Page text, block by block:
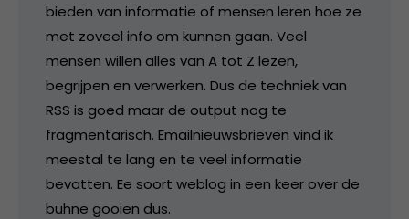
bieden van informatie of mensen leren hoe ze
met zoveel info om kunnen gaan. Veel
mensen willen alles van A tot Z lezen,
begrijpen en verwerken. Dus de techniek van
RSS is goed maar de output nog te
fragmentarisch. Emailnieuwsbrieven vind ik
meestal te lang en te veel informatie
bevatten. Ee soort weblog in een keer over de
buhne gooien dus.